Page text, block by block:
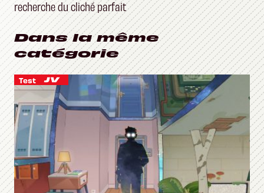
recherche du cliché parfait
Dans la même
catégorie
Test